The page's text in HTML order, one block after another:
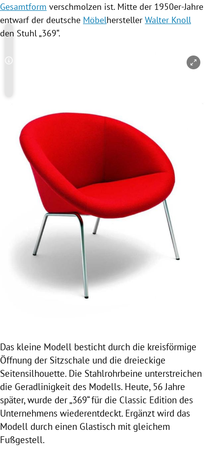
Gesamtform verschmolzen ist. Mitte der 1950er-Jahre
entwarf der deutsche Möbelhersteller Walter Knoll
den Stuhl „369“.
Copyright-Hinweis öffnen/schließen
Das kleine Modell besticht durch die kreisförmige
Öffnung der Sitzschale und die dreieckige
Seitensilhouette. Die Stahlrohrbeine unterstreichen
die Geradlinigkeit des Modells. Heute, 56 Jahre
später, wurde der „369“ für die Classic Edition des
Unternehmens wiederentdeckt. Ergänzt wird das
Modell durch einen Glastisch mit gleichem
Fußgestell.